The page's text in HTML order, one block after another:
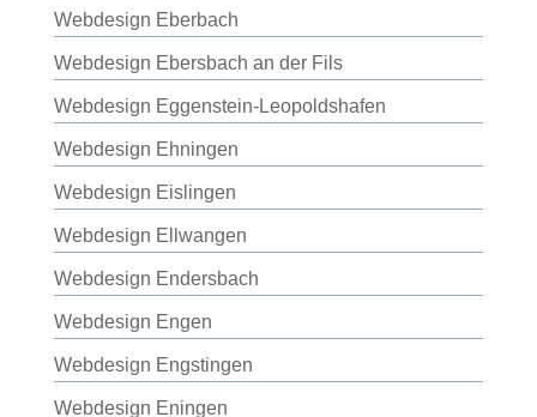
Webdesign Eberbach
Webdesign Ebersbach an der Fils
Webdesign Eggenstein-Leopoldshafen
Webdesign Ehningen
Webdesign Eislingen
Webdesign Ellwangen
Webdesign Endersbach
Webdesign Engen
Webdesign Engstingen
Webdesign Eningen